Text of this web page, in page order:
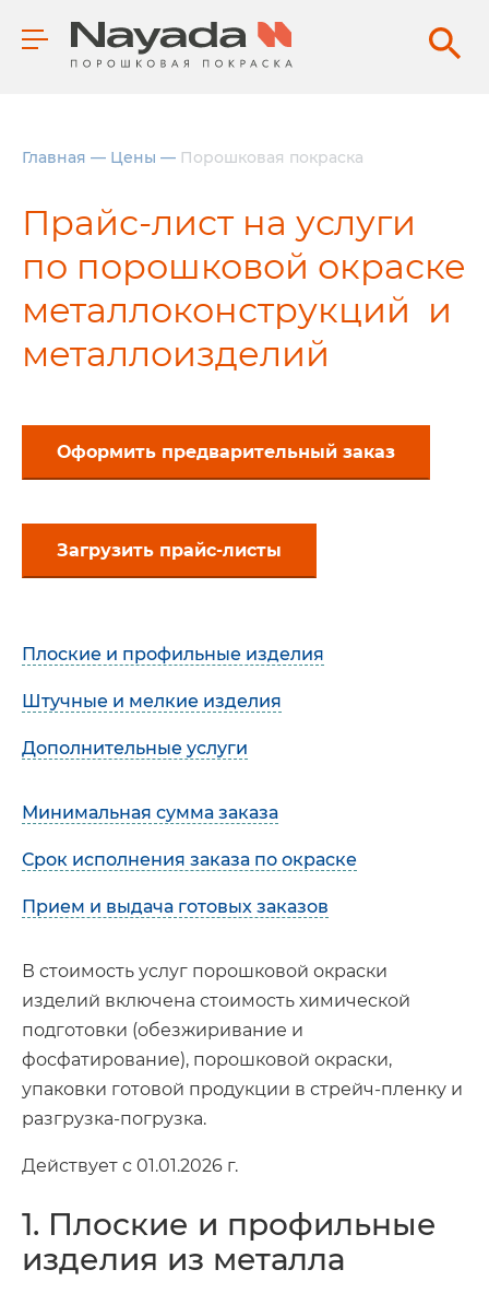
Главная — Цены — Порошковая покраска
Прайс-лист на услуги
по порошковой окраске
металлоконструкций и
металлоизделий
Оформить предварительный заказ
Загрузить прайс-листы
Плоские и профильные изделия
Штучные и мелкие изделия
Дополнительные услуги
Минимальная сумма заказа
Срок исполнения заказа по окраске
Прием и выдача готовых заказов
В стоимость услуг порошковой окраски
изделий включена стоимость химической
подготовки (обезжиривание и
фосфатирование), порошковой окраски,
упаковки готовой продукции в стрейч-пленку и
разгрузка-погрузка.
Действует с 01.01.2026 г.
1. Плоские и профильные
изделия из металла